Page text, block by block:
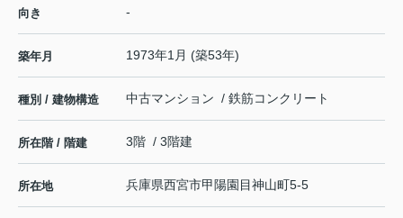
向き -
築年月 1973年1月 (築53年)
種別 / 建物構造 中古マンション / 鉄筋コンクリート
所在階 / 階建 3階 / 3階建
所在地 兵庫県西宮市甲陽園目神山町5-5